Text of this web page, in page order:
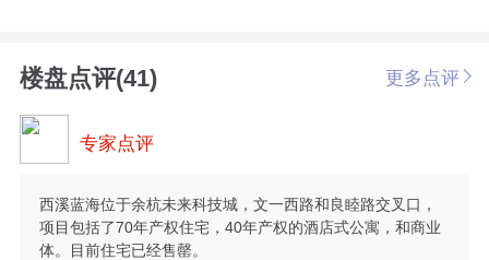
楼盘点评(41) 更多点评
专家点评
西溪蓝海位于余杭未来科技城，文一西路和良睦路交叉口，
项目包括了70年产权住宅，40年产权的酒店式公寓，和商业
体。目前住宅已经售罄。